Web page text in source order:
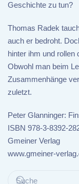
Geschichte zu tun?
Thomas Radek
auch er bedroht.
hinter ihm und rollen
Obwohl man beim
Zusammenhänge
zuletzt.
Peter Glanninger:
ISBN 978-3-8392-
Gmeiner Verlag
www.gmeiner-